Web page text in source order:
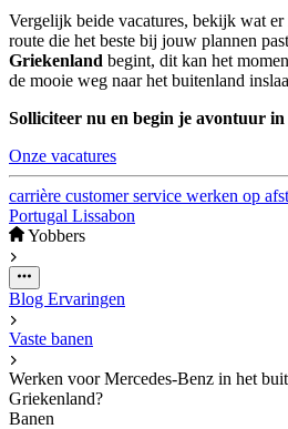
Vergelijk beide vacatures, bekijk wat er
route die het beste bij jouw plannen
Griekenland begint, dit kan het
de mooie weg naar het buitenland
Solliciteer nu en begin je avontuur
Onze vacatures
carrière customer service werken op
Portugal Lissabon
Yobbers
Blog Ervaringen
Vaste banen
Werken voor Mercedes-Benz in het
Griekenland?
Banen